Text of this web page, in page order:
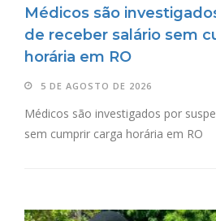
Médicos são
de receber salário sem
horária em RO
5 DE AGOSTO DE 2026
Médicos são investigados por
sem cumprir carga horária em RO